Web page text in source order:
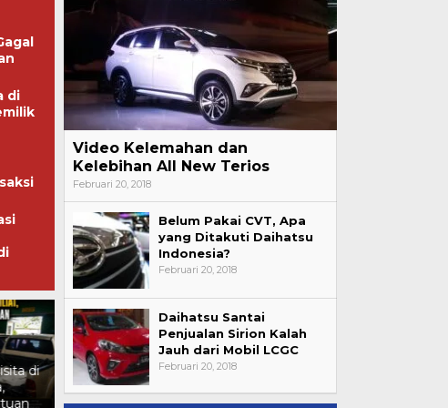
di
Juta
SR Akui Lalai Berkomunikasi
dengan PT Torganda,
Penyesalan Disampaikan di
Hadapan Majelis Hakim
53 Ton Pasir Timah Diduga
Ilegal Berhasil Disita, Polisi
Pemasok
Video Kelemahan dan
Kelebihan All New Terios
Februari 20, 2018
Belum Pakai CVT, Apa
yang Ditakuti Daihatsu
Indonesia?
Februari 20, 2018
Daihatsu Santai
Penjualan Sirion Kalah
Jauh dari Mobil LCGC
Februari 20, 2018